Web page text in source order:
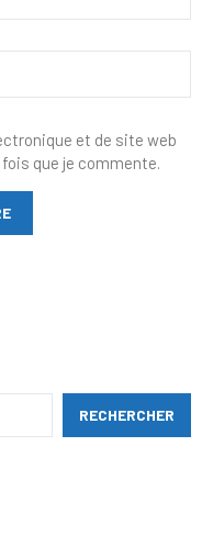
et de site web
que je commente.
RECHERCHER